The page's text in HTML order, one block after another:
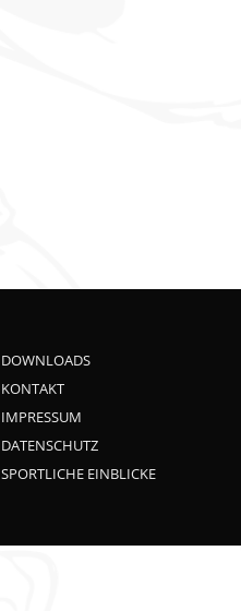
DOWNLOADS
KONTAKT
IMPRESSUM
DATENSCHUTZ
SPORTLICHE EINBLICKE